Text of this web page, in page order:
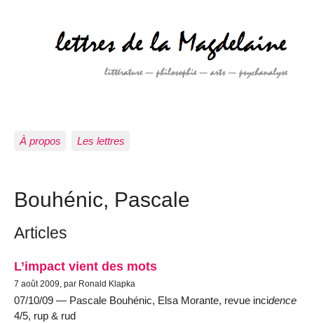
À propos Les lettres
Bouhénic, Pascale
Articles
L’impact vient des mots
7 août 2009, par Ronald Klapka
07/10/09 — Pascale Bouhénic, Elsa Morante, revue incidence
4/5, rup & rud